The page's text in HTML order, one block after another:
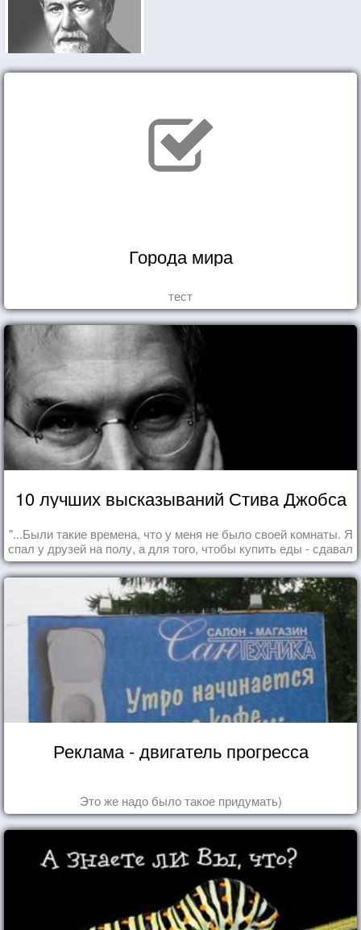
Города мира
тест
10 лучших высказываний Стива Джобса
"...Были такие времена, что у меня не было своей комнаты. Я
спал у друзей на полу, а для того, чтобы купить еды - сдавал
бутылки из под кока-колы"
Реклама - двигатель прогресса
Это же надо было такое придумать)